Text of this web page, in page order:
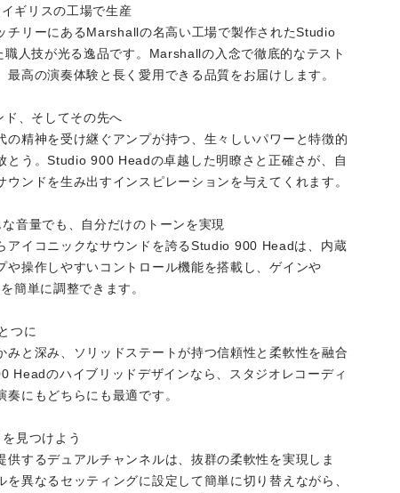
ギリスの工場で生産
チリーにあるMarshallの名高い工場で製作されたStudio
職人技が光る逸品です。Marshallの入念で徹底的なテスト
最高の演奏体験と長く愛用できる品質をお届けします。
、そしてその先へ
の精神を受け継ぐアンプが持つ、生々しいパワーと特徴的
とう。Studio 900 Headの卓越した明瞭さと正確さが、自
ウンドを生み出すインスピレーションを与えてくれます。
音量でも、自分だけのトーンを実現
アイコニックなサウンドを誇るStudio 900 Headは、内蔵
や操作しやすいコントロール機能を搭載し、ゲインや
簡単に調整できます。
つに
みと深み、ソリッドステートが持つ信頼性と柔軟性を融合
Headのハイブリッドデザインなら、スタジオレコーディ
奏にもどちらにも最適です。
見つけよう
供するデュアルチャンネルは、抜群の柔軟性を実現しま
を異なるセッティングに設定して簡単に切り替えながら、